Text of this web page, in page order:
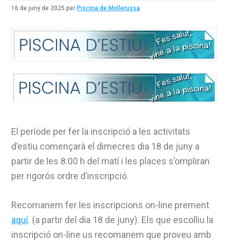
16 de juny de 2025 perPiscina de Mollerussa
El període per fer la inscripció a les activitats
d’estiu començarà el dimecres dia 18 de juny a
partir de les 8:00 h del matí i les places s’ompliran
per rigorós ordre d’inscripció.
Recomanem fer les inscripcions on-line prement
aquí. (a partir del dia 18 de juny). Els que escolliu la
inscripció on-line us recomanem que proveu amb